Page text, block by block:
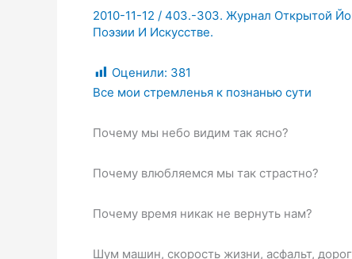
2010-11-12 / 403.-303. Журнал Открытой
Поэзии И Искусстве.
Оценили: 381
Все мои стремленья к познанью сути
Почему мы небо видим так ясно?
Почему влюбляемся мы так страстно?
Почему время никак не вернуть нам?
Шум машин, скорость жизни, асфальт,